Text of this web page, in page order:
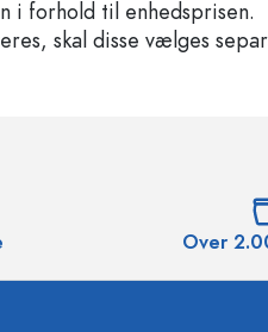
i forhold til enhedsprisen.
skal disse vælges
Over